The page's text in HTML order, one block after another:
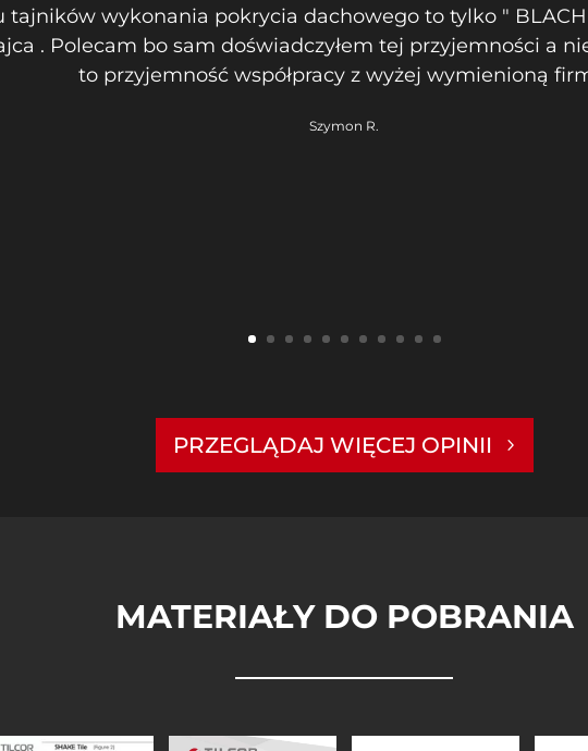
tajników wykonania pokrycia dachowego to tylko "
. Polecam bo sam doświadczyłem tej przyjemności a
to przyjemność współpracy z wyżej wymienioną
Szymon R.
PRZEGLĄDAJ WIĘCEJ OPINII
MATERIAŁY DO POBRANIA